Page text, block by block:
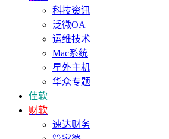
科技资讯
泛微OA
运维技术
Mac系统
星外主机
华众专题
佳软
财软
速达财务